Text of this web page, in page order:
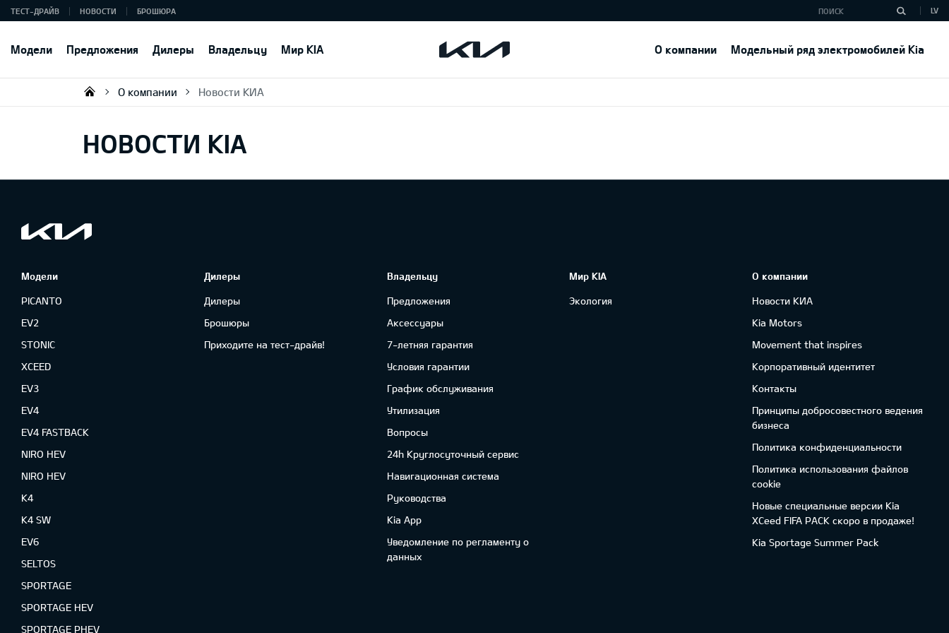
Модели Предложения Дилеры Владельцу Мир KIA О компании Модельный ряд электромобилей Kia
ТЕСТ-ДРАЙВ НОВОСТИ БРОШЮРА LV
KIA AUTO AS
О компании Новости КИА
НОВОСТИ KIA
Модели
PICANTO
EV2
STONIC
XCEED
EV3
EV4
EV4 FASTBACK
NIRO HEV
NIRO HEV
K4
K4 SW
EV6
SELTOS
SPORTAGE
SPORTAGE HEV
SPORTAGE PHEV
Дилеры
Дилеры
Брошюры
Приходите на тест-драйв!
Владельцу
Предложения
Аксессуары
7-летняя гарантия
Условия гарантии
График обслуживания
Утилизация
Вопросы
24h Круглосуточный сервис
Навигационная система
Руководства
Kia App
Уведомление по регламенту о
данных
Мир KIA
Экология
О компании
Новости КИА
Kia Motors
Movement that inspires
Корпоративный идентитет
Контакты
Принципы добросовестного ведения
бизнеса
Политика конфиденциальности
Политика использования файлов
cookie
Новые специальные версии Kia
XCeed FIFA PACK скоро в продаже!
Kia Sportage Summer Pack